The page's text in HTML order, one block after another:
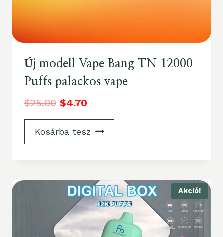
Új modell Vape Bang TN 12000
Puffs palackos vape
$25.00 $4.70
Kosárba tesz
Akció!